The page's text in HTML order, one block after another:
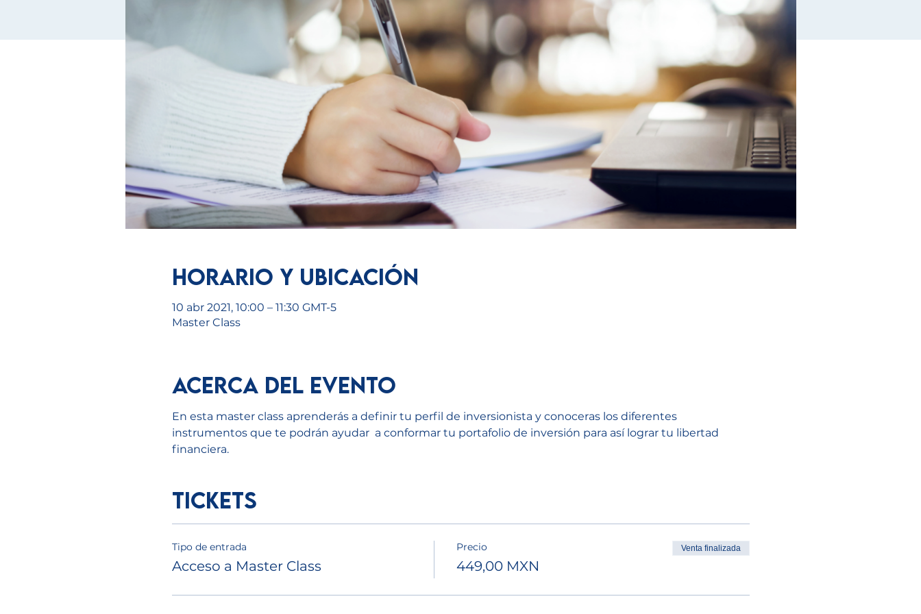
Horario y ubicación
10 abr 2021, 10:00 – 11:30 GMT-5
Master Class
Acerca del evento
En esta master class aprenderás a definir tu perfil de inversionista y conoceras los diferentes
instrumentos que te podrán ayudar  a conformar tu portafolio de inversión para así lograr tu libertad
financiera.
Tickets
Tipo de entrada
Acceso a Master Class
Precio
449,00 MXN
Venta finalizada